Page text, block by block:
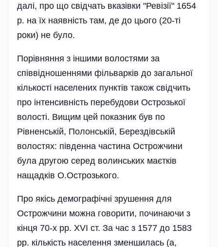
далі, про що свідчать вказівки "Ревізії" 1654
р. на їх наявність там, де до цього (20-ті
роки) не було.
Порівняння з іншими волостями за
співвідношеннями фільварків до загальної
кількості населених пунктів також свідчить
про інтенсивність перебудови Острозької
волості. Вищим цей показник був по
Рівненській, Полонській, Берездівській
волостях: південна частина Острожчини
була другою серед волинських маєтків
нащадків О.Острозького.
Про якісь демографічні зрушення для
Острожчини можна говорити, починаючи з
кінця 70-х pp. XVI ст. За час з 1577 до 1583
pp. кількість населення зменшилась (а,